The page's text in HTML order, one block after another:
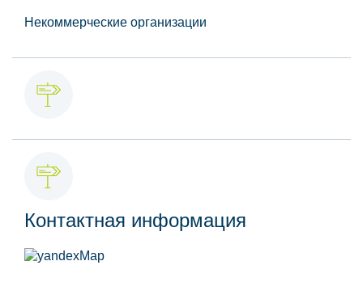
Некоммерческие организации
Контактная информация